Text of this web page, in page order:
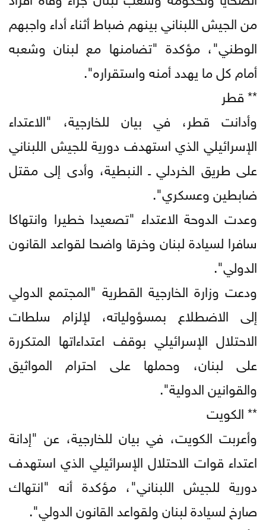
من الجيش اللبناني بينهم ضباط أثناء أداء واجبهم
الوطني"، مؤكدة "تضامنها مع لبنان وشعبه
أمام كل ما يهدد أمنه واستقراره".
** قطر
وأدانت قطر، في بيان للخارجية، "الاعتداء
الإسرائيلي الذي استهدف دورية للجيش اللبناني
على طريق الخردلي ـ النبطية، وأدى إلى مقتل
ضابطين وعسكري".
وعدت الدوحة الاعتداء "تصعيدا خطيرا وانتهاكا
سافرا لسيادة لبنان وخرقا واضحا لقواعد القانون
الدولي".
ودعت وزارة الخارجية القطرية "المجتمع الدولي
إلى الاضطلاع بمسؤولياته، لإلزام سلطات
الاحتلال الإسرائيلي بوقف اعتداءاتها المتكررة
على لبنان، وحملها على احترام المواثيق
والقوانين الدولية".
** الكويت
وأعربت الكويت، في بيان للخارجية، عن "إدانة
اعتداء قوات الاحتلال الإسرائيلي الذي استهدف
دورية للجيش اللبناني"، مؤكدة أنه "انتهاك
صارخ لسيادة لبنان ولقواعد القانون الدولي".